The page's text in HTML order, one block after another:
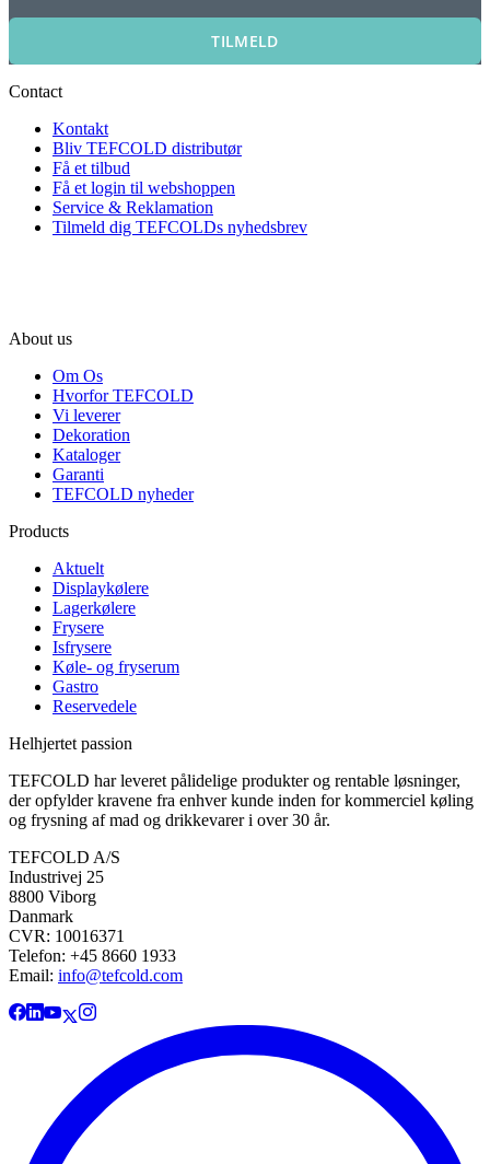
TILMELD
Contact
Kontakt
Bliv TEFCOLD distributør
Få et tilbud
Få et login til webshoppen
Service & Reklamation
Tilmeld dig TEFCOLDs nyhedsbrev
About us
Om Os
Hvorfor TEFCOLD
Vi leverer
Dekoration
Kataloger
Garanti
TEFCOLD nyheder
Products
Aktuelt
Displaykølere
Lagerkølere
Frysere
Isfrysere
Køle- og fryserum
Gastro
Reservedele
Helhjertet passion
TEFCOLD har leveret pålidelige produkter og rentable løsninger,
der opfylder kravene fra enhver kunde inden for kommerciel køling
og frysning af mad og drikkevarer i over 30 år.
TEFCOLD A/S
Industrivej 25
8800 Viborg
Danmark
CVR: 10016371
Telefon: +45 8660 1933
Email: info@tefcold.com